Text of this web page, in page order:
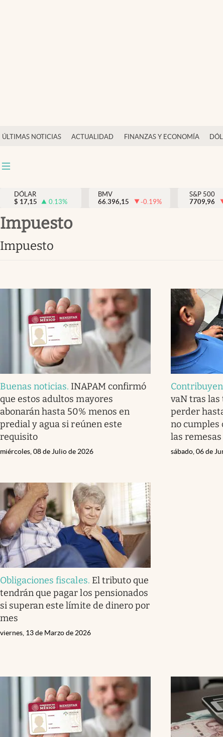
ÚLTIMAS NOTICIAS ACTUALIDAD FINANZAS Y ECONOMÍA
Opinión
Vida y estilo
Clima
Espiritualidad
abre en nueva pestaña
DÓLAR
$ 17,15 0.13%
BMV
66.396,15
-0.19%
S&P 500
7709,96
impuesto
impuesto
Buenas noticias. INAPAM confirmó
que estos adultos mayores
abonarán hasta 50% menos en
predial y agua si reúnen este
requisito
miércoles, 08 de Julio de 2026
vaN tras
perder
no cumples
las remesas
sábado, 06 de
Obligaciones fiscales. El tributo que
tendrán que pagar los pensionados
si superan este límite de dinero por
mes
viernes, 13 de Marzo de 2026